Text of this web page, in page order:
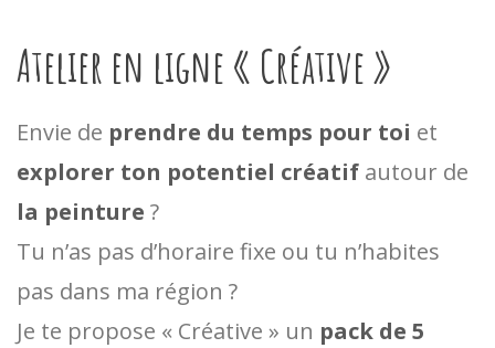
Atelier en ligne « Créative »
Envie de prendre du temps pour toi et
explorer ton potentiel créatif autour de
la peinture ?
Tu n’as pas d’horaire fixe ou tu n’habites
pas dans ma région ?
Je te propose « Créative » un pack de 5